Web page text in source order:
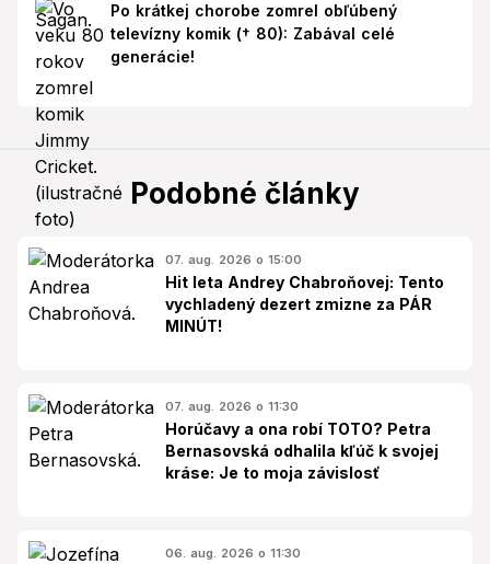
Po krátkej chorobe zomrel obľúbený
televízny komik († 80): Zabával celé
generácie!
Podobné články
07. aug. 2026 o 15:00
Hit leta Andrey Chabroňovej: Tento
vychladený dezert zmizne za PÁR
MINÚT!
07. aug. 2026 o 11:30
Horúčavy a ona robí TOTO? Petra
Bernasovská odhalila kľúč k svojej
kráse: Je to moja závislosť
06. aug. 2026 o 11:30